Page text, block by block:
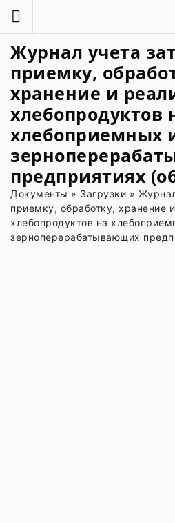
Журнал учета
приемку,
хранение и
хлебопродуктов
хлебоприемных
предприятиях
Документы » Загрузки »
приемку, обработку, хранение
хлебопродуктов на
зерноперерабатывающих